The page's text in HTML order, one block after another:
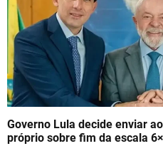
Governo Lula decide enviar
próprio sobre fim da escala